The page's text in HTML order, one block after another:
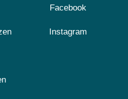
Facebook
Instagram